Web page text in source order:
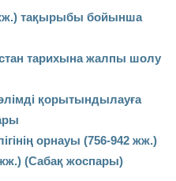
тақырыбы бойынша
тарихына жалпы шолу
қорытындылауға
орнауы (756-942 жж.)
(Сабақ жоспары)